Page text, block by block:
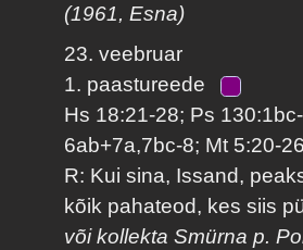
(1961, Esna)
23. veebruar
1. paastureede
Hs 18:21-28; Ps
6ab+7a,7bc-8; Mt 5:20-26
R: Kui sina, Issand,
kõik pahateod, kes siis
või kollekta Smürna p.